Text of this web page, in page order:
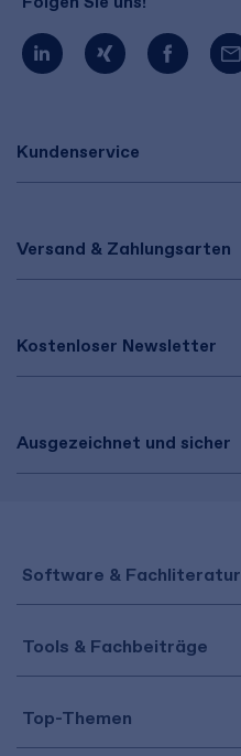
Kundenservice
Versand & Zahlungsarten
Kostenloser Newsletter
Ausgezeichnet und sicher
Software & Fachliteratur
Tools & Fachbeiträge
Top-Themen